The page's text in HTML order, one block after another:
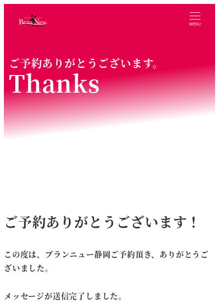
MENU
ご予約ありがとうございます。
Thanks
ご予約ありがとうございます！
この度は、ブランニュー静岡ご予約頂き、ありがとうご
ざいました。
メッセージが送信完了しました。